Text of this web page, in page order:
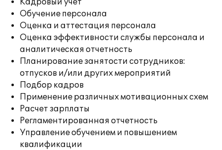
Кадровый учет
Обучение персонала
Оценка и аттестация персонала
Оценка эффективности службы персонала и
аналитическая отчетность
Планирование занятости сотрудников:
отпусков и/или других мероприятий
Подбор кадров
Применение различных мотивационных схем
Расчет зарплаты
Регламентированная отчетность
Управление обучением и повышением
квалификации